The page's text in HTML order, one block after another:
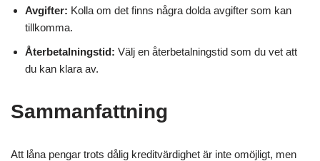
Avgifter: Kolla om det finns några dolda avgifter som kan
tillkomma.
Återbetalningstid: Välj en återbetalningstid som du vet att
du kan klara av.
Sammanfattning
Att låna pengar trots dålig kreditvärdighet är inte omöjligt, men